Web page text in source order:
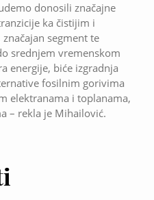
donosili značajne
ka čistijim i
segment te
srednjem vremenskom
energije, biće izgradnja
fosilnim gorivima
elektranama i toplanama,
– rekla je Mihailović.